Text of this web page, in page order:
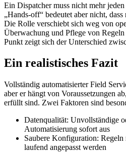
Ein Dispatcher muss nicht mehr
„Hands-off“ bedeutet aber nicht,
Die Rolle verschiebt sich weg von
Überwachung und Pflege von
Punkt zeigt sich der Unterschied
Ein realistisches Fazit
Vollständig automatisierter Field
aber er hängt von Voraussetzungen
erfüllt sind. Zwei Faktoren sind
Datenqualität: Unvollständige
Automatisierung sofort aus
Saubere Konfiguration: Regeln
laufend angepasst werden